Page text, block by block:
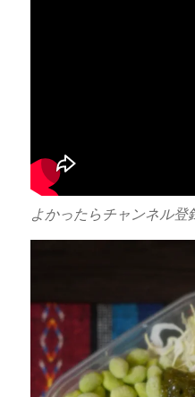
よかったらチャンネル